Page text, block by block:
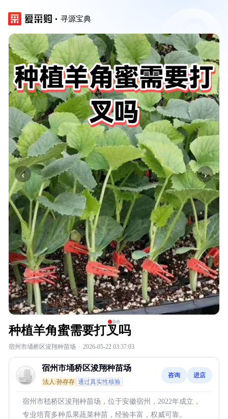
寻源宝典
‹ ›
种植羊角蜜需要打叉吗
宿州市埇桥区浚翔种苗场 · 2026-05-22 03:37:03
宿州市埇桥区浚翔种苗场
法人:孙存存 通过真实性核验
咨询 进店
宿州市嵇桥区浚翔种苗场，位于安徽宿州，2022年成立，
专业培育多种瓜果蔬菜种苗，经验丰富，权威可靠。